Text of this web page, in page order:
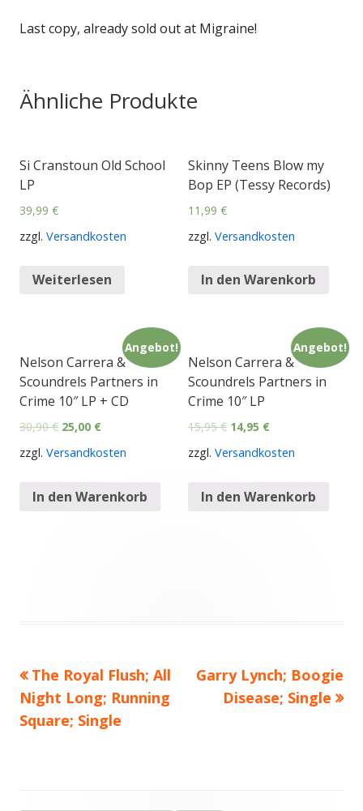
Last copy, already sold out at Migraine!
Ähnliche Produkte
Si Cranstoun Old School
LP
39,99 €
zzgl. Versandkosten
Weiterlesen
Skinny Teens Blow my
Bop EP (Tessy Records)
11,99 €
zzgl. Versandkosten
In den Warenkorb
Angebot!
Nelson Carrera &
Scoundrels Partners in
Crime 10″ LP + CD
30,90€ 25,00 €
zzgl. Versandkosten
In den Warenkorb
Angebot!
Nelson Carrera &
Scoundrels Partners in
Crime 10″ LP
15,95€ 14,95 €
zzgl. Versandkosten
In den Warenkorb
Beitragsnavigation
Vorheriger
Beitrag:
The Royal Flush; All
Night Long; Running
Square; Single
Nächster
Beitrag
Garry Lynch; Boogie
Disease; Single